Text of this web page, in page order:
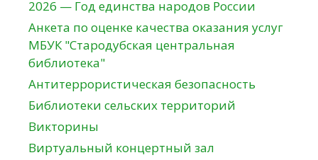
2026 — Год единства народов России
Анкета по оценке качества оказания услуг
МБУК "Стародубская центральная
библиотека"
Антитеррористическая безопасность
Библиотеки сельских территорий
Викторины
Виртуальный концертный зал